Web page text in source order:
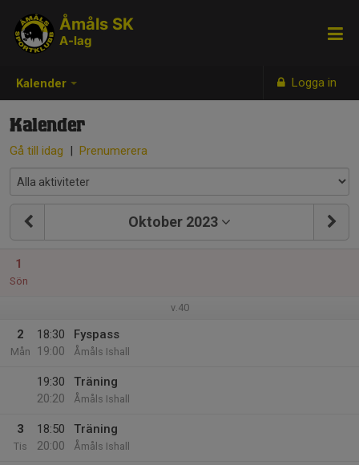
Kalender Logga in
Åmåls SK
A-lag
Kalender
Gå till idag | Prenumerera
Oktober 2023
1
Sön
v.40
2
Mån
18:30
19:00
Fyspass
Åmåls Ishall
19:30
20:20
Träning
Åmåls Ishall
3
Tis
18:50
20:00
Träning
Åmåls Ishall